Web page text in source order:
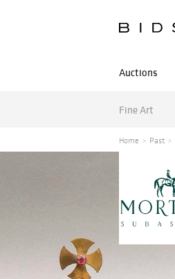
Auctions
Fine Art
Home Past